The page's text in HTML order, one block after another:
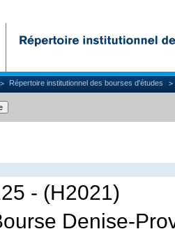
Répertoire institutionnel des bourses d'études
- (H2021)
Denise-